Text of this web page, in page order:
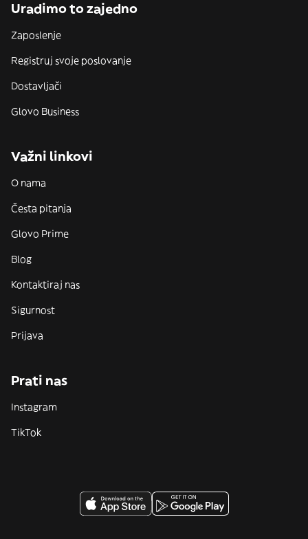
Uradimo to zajedno
Zaposlenje
Registruj svoje poslovanje
Dostavljači
Glovo Business
Važni linkovi
O nama
Česta pitanja
Glovo Prime
Blog
Kontaktiraj nas
Sigurnost
Prijava
Prati nas
Instagram
TikTok